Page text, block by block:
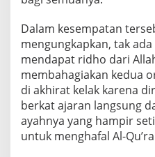
Dalam kesempatan
mengungkapkan, tak
mendapat ridho dari
membahagiakan kedua
di akhirat kelak karena
berkat ajaran langsung
ayahnya yang hampir
untuk menghafal Al-